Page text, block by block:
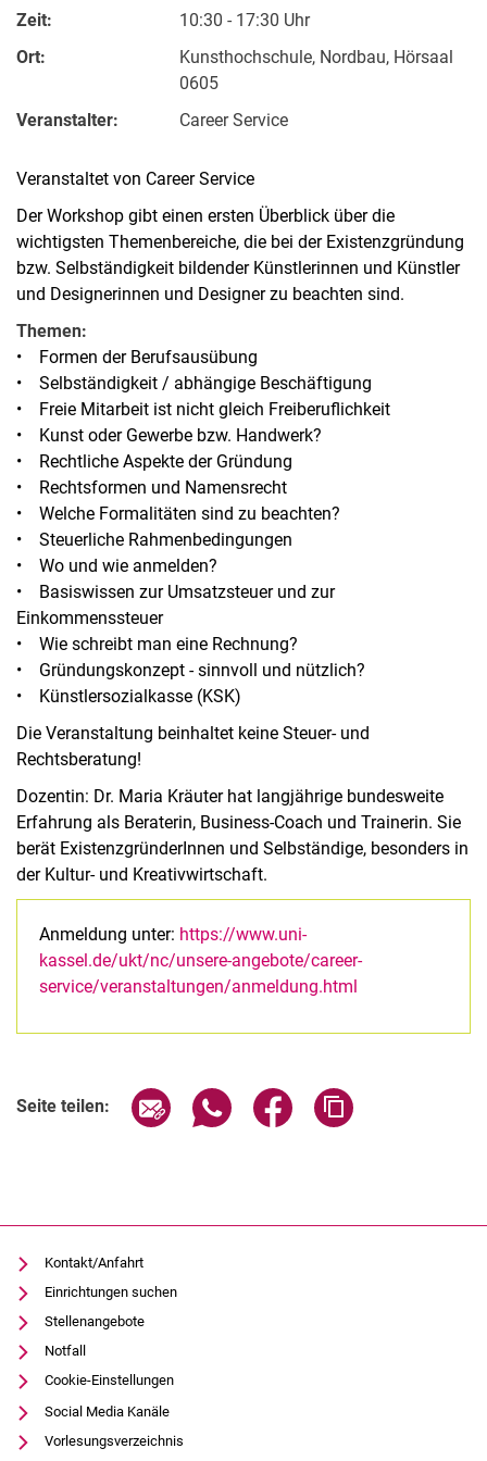
Zeit:
10:30 - 17:30 Uhr
Ort:
Kunsthochschule, Nordbau, Hörsaal
0605
Veranstalter:
Career Service
Veranstaltet von Career Service
Der Workshop gibt einen ersten Überblick über die
wichtigsten Themenbereiche, die bei der Existenzgründung
bzw. Selbständigkeit bildender Künstlerinnen und Künstler
und Designerinnen und Designer zu beachten sind.
Themen:
• Formen der Berufsausübung
• Selbständigkeit / abhängige Beschäftigung
• Freie Mitarbeit ist nicht gleich Freiberuflichkeit
• Kunst oder Gewerbe bzw. Handwerk?
• Rechtliche Aspekte der Gründung
• Rechtsformen und Namensrecht
• Welche Formalitäten sind zu beachten?
• Steuerliche Rahmenbedingungen
• Wo und wie anmelden?
• Basiswissen zur Umsatzsteuer und zur
Einkommenssteuer
• Wie schreibt man eine Rechnung?
• Gründungskonzept - sinnvoll und nützlich?
• Künstlersozialkasse (KSK)
Die Veranstaltung beinhaltet keine Steuer- und
Rechtsberatung!
Dozentin: Dr. Maria Kräuter hat langjährige bundesweite
Erfahrung als Beraterin, Business-Coach und Trainerin. Sie
berät ExistenzgründerInnen und Selbständige, besonders in
der Kultur- und Kreativwirtschaft.
Anmeldung unter: https://www.uni-
kassel.de/ukt/nc/unsere-angebote/career-
service/veranstaltungen/anmeldung.html
Seite teilen: Seite über E-Mail teilen
Seite über WhatsApp teilen
Seite über Facebook
Kontakt/Anfahrt
Einrichtungen suchen
Stellenangebote
Notfall
Cookie-Einstellungen
Social Media Kanäle
Vorlesungsverzeichnis